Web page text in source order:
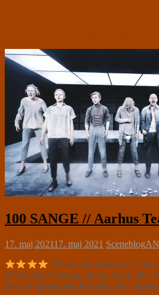
100 SANGE // Aarhus
17. maj 202117. maj 2021 Sceneblog
”Disse mennesker har
Om Roland Schimmelpfennigs smukke
livet, er skræmmende enkelt, eller